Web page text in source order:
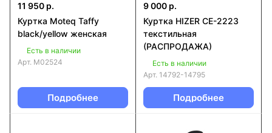
11 950 р.
Куртка Moteq Taffy
black/yellow женская
Есть в наличии
Арт. M02524
Подробнее
9 000 р.
Куртка HIZER CE-2223
текстильная
(РАСПРОДАЖА)
Есть в наличии
Арт. 14792-14795
Подробнее